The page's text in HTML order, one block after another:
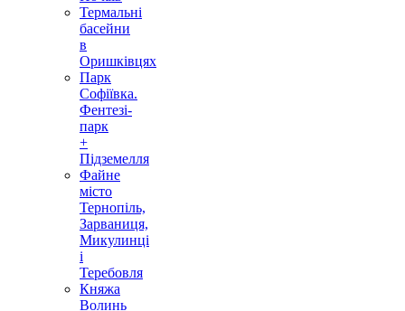
Термальні
басейни
в
Оришківцях
Парк
Софіївка.
Фентезі-
парк
+
Підземелля
Файне
місто
Тернопіль,
Зарваниця,
Микулинці
і
Теребовля
Княжа
Волинь